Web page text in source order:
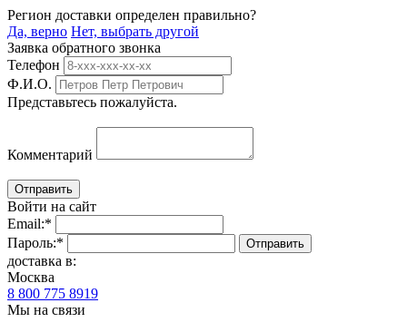
Регион доставки определен правильно?
Да, верно Нет, выбрать другой
Заявка обратного звонка
Телефон
Ф.И.О.
Представьтесь пожалуйста.
Комментарий
Войти на сайт
Email:*
Пароль:*
доставка в:
Москва
8 800 775 8919
Мы на связи